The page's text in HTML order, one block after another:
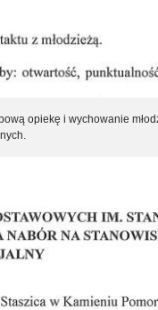
opiekę i wychowanie